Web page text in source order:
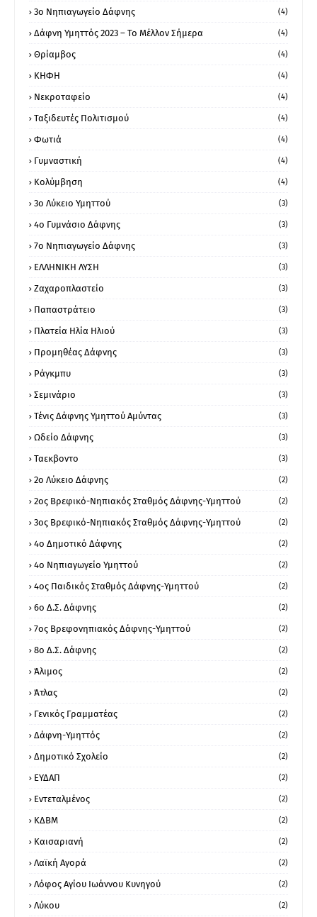
3ο Νηπιαγωγείο Δάφνης (4)
Δάφνη Υμηττός 2023 – Το Μέλλον Σήμερα (4)
Θρίαμβος (4)
ΚΗΦΗ (4)
Νεκροταφείο (4)
Ταξιδευτές Πολιτισμού (4)
Φωτιά (4)
Γυμναστική (4)
Κολύμβηση (4)
3ο Λύκειο Υμηττού (3)
4ο Γυμνάσιο Δάφνης (3)
7ο Νηπιαγωγείο Δάφνης (3)
ΕΛΛΗΝΙΚΗ ΛΥΣΗ (3)
Ζαχαροπλαστείο (3)
Παπαστράτειο (3)
Πλατεία Ηλία Ηλιού (3)
Προμηθέας Δάφνης (3)
Ράγκμπυ (3)
Σεμινάριο (3)
Τένις Δάφνης Υμηττού Αμύντας (3)
Ωδείο Δάφνης (3)
Ταεκβοντο (3)
2ο Λύκειο Δάφνης (2)
2ος Βρεφικό-Νηπιακός Σταθμός Δάφνης-Υμηττού (2)
3ος Βρεφικό-Νηπιακός Σταθμός Δάφνης-Υμηττού (2)
4ο Δημοτικό Δάφνης (2)
4ο Νηπιαγωγείο Υμηττού (2)
4ος Παιδικός Σταθμός Δάφνης-Υμηττού (2)
6ο Δ.Σ. Δάφνης (2)
7ος Βρεφονηπιακός Δάφνης-Υμηττού (2)
8ο Δ.Σ. Δάφνης (2)
Άλιμος (2)
Άτλας (2)
Γενικός Γραμματέας (2)
Δάφνη-Υμηττός (2)
Δημοτικό Σχολείο (2)
ΕΥΔΑΠ (2)
Εντεταλμένος (2)
ΚΔΒΜ (2)
Καισαριανή (2)
Λαϊκή Αγορά (2)
Λόφος Αγίου Ιωάννου Κυνηγού (2)
Λύκου (2)